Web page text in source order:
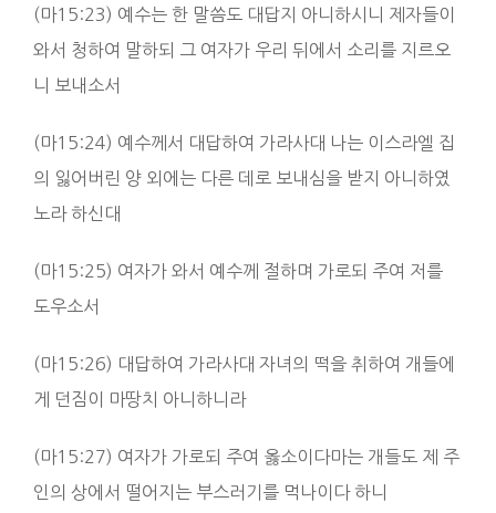
(마15:23) 예수는 한 말씀도 대답지 아니하시니 제자들이
와서 청하여 말하되 그 여자가 우리 뒤에서 소리를 지르오
니 보내소서
(마15:24) 예수께서 대답하여 가라사대 나는 이스라엘 집
의 잃어버린 양 외에는 다른 데로 보내심을 받지 아니하였
노라 하신대
(마15:25) 여자가 와서 예수께 절하며 가로되 주여 저를
도우소서
(마15:26) 대답하여 가라사대 자녀의 떡을 취하여 개들에
게 던짐이 마땅치 아니하니라
(마15:27) 여자가 가로되 주여 옳소이다마는 개들도 제 주
인의 상에서 떨어지는 부스러기를 먹나이다 하니